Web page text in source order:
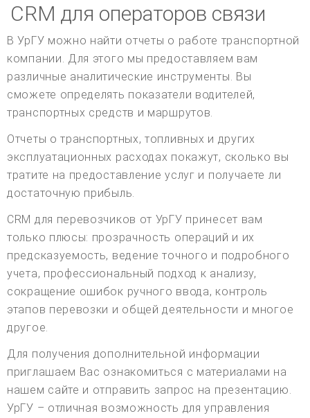
CRM для операторов связи
В УрГУ можно найти отчеты о работе транспортной
компании. Для этого мы предоставляем вам
различные аналитические инструменты. Вы
сможете определять показатели водителей,
транспортных средств и маршрутов.
Отчеты о транспортных, топливных и других
эксплуатационных расходах покажут, сколько вы
тратите на предоставление услуг и получаете ли
достаточную прибыль.
CRM для перевозчиков от УрГУ принесет вам
только плюсы: прозрачность операций и их
предсказуемость, ведение точного и подробного
учета, профессиональный подход к анализу,
сокращение ошибок ручного ввода, контроль
этапов перевозки и общей деятельности и многое
другое.
Для получения дополнительной информации
приглашаем Вас ознакомиться с материалами на
нашем сайте и отправить запрос на презентацию.
УрГУ – отличная возможность для управления